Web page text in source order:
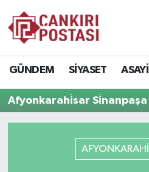
GÜNDEM SİYASET
Afyonkarahi̇sar
EKONOMİ
Trafik Durumu